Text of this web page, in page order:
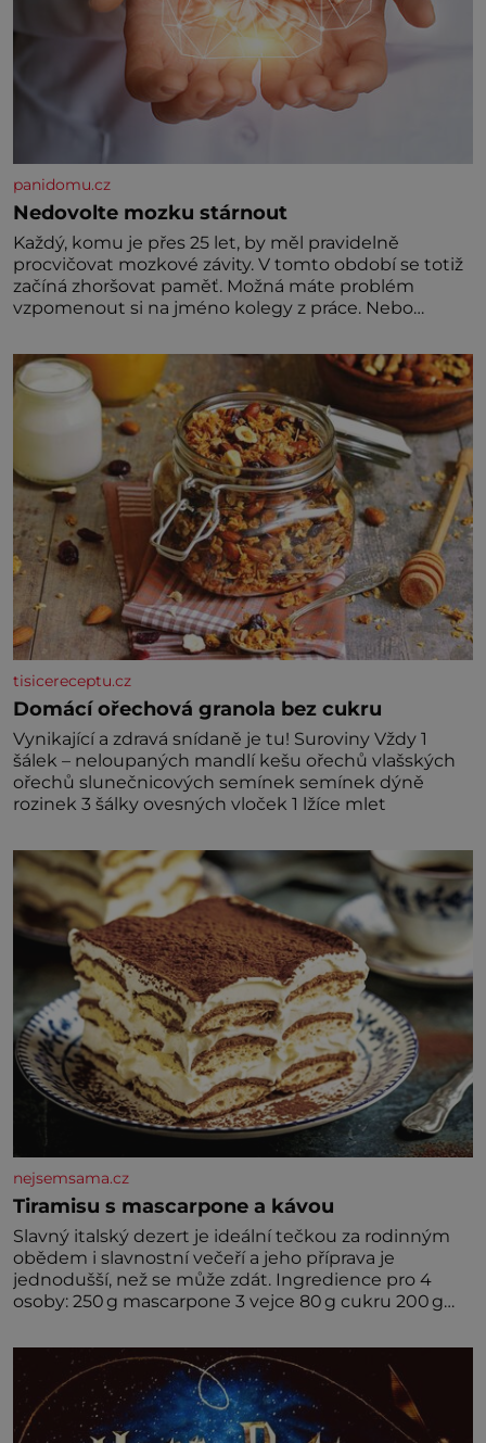
panidomu.cz
Nedovolte mozku stárnout
Každý, komu je přes 25 let, by měl pravidelně
procvičovat mozkové závity. V tomto období se totiž
začíná zhoršovat paměť. Možná máte problém
vzpomenout si na jméno kolegy z práce. Nebo
nedávno přečetli. Je to opravdu tak, s věkem jako
kdyby se paměť rozhodla stávkovat. Cvičte
tisicereceptu.cz
Domácí ořechová granola bez cukru
Vynikající a zdravá snídaně je tu! Suroviny Vždy 1
šálek – neloupaných mandlí kešu ořechů vlašských
ořechů slunečnicových semínek semínek dýně
rozinek 3 šálky ovesných vloček 1 lžíce mlet
nejsemsama.cz
Tiramisu s mascarpone a kávou
Slavný italský dezert je ideální tečkou za rodinným
obědem i slavnostní večeří a jeho příprava je
jednodušší, než se může zdát. Ingredience pro 4
osoby: 250 g mascarpone 3 vejce 80 g cukru 200 g
amaretta kakao na posypání Postup: Oddělte
žloutky od bílků. Žloutky vyšlehejte s cukrem do
světlé pěny a postupně do nich vmíchejte
mascarpone, aby vznikl hladký